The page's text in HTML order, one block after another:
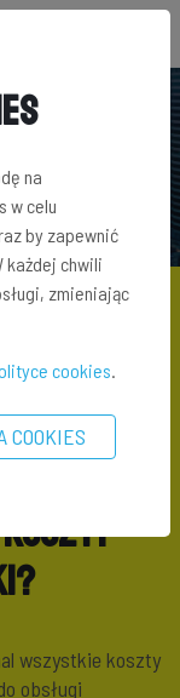
wszystkie koszty
obsługi
na
w celu
by zapewnić
każdej chwili
zmieniając
cookies.
COOKIES